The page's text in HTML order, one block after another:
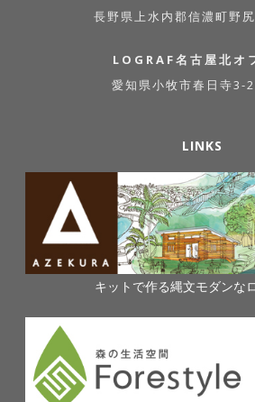
長野県上水内郡信濃町野
LOGRAF名古屋北オ
愛知県小牧市春日寺3-
LINKS
キットで作る縄文モダンな